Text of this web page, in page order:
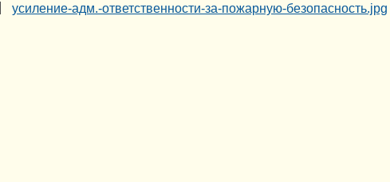
усиление-адм.-ответственности-за-пожарную-безопасность.jpg